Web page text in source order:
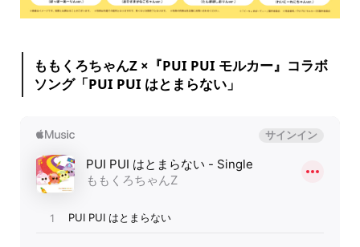
ももくろちゃんZ ×『PUI PUI モルカー』コラボ
ソング「PUI PUI はとまらない」